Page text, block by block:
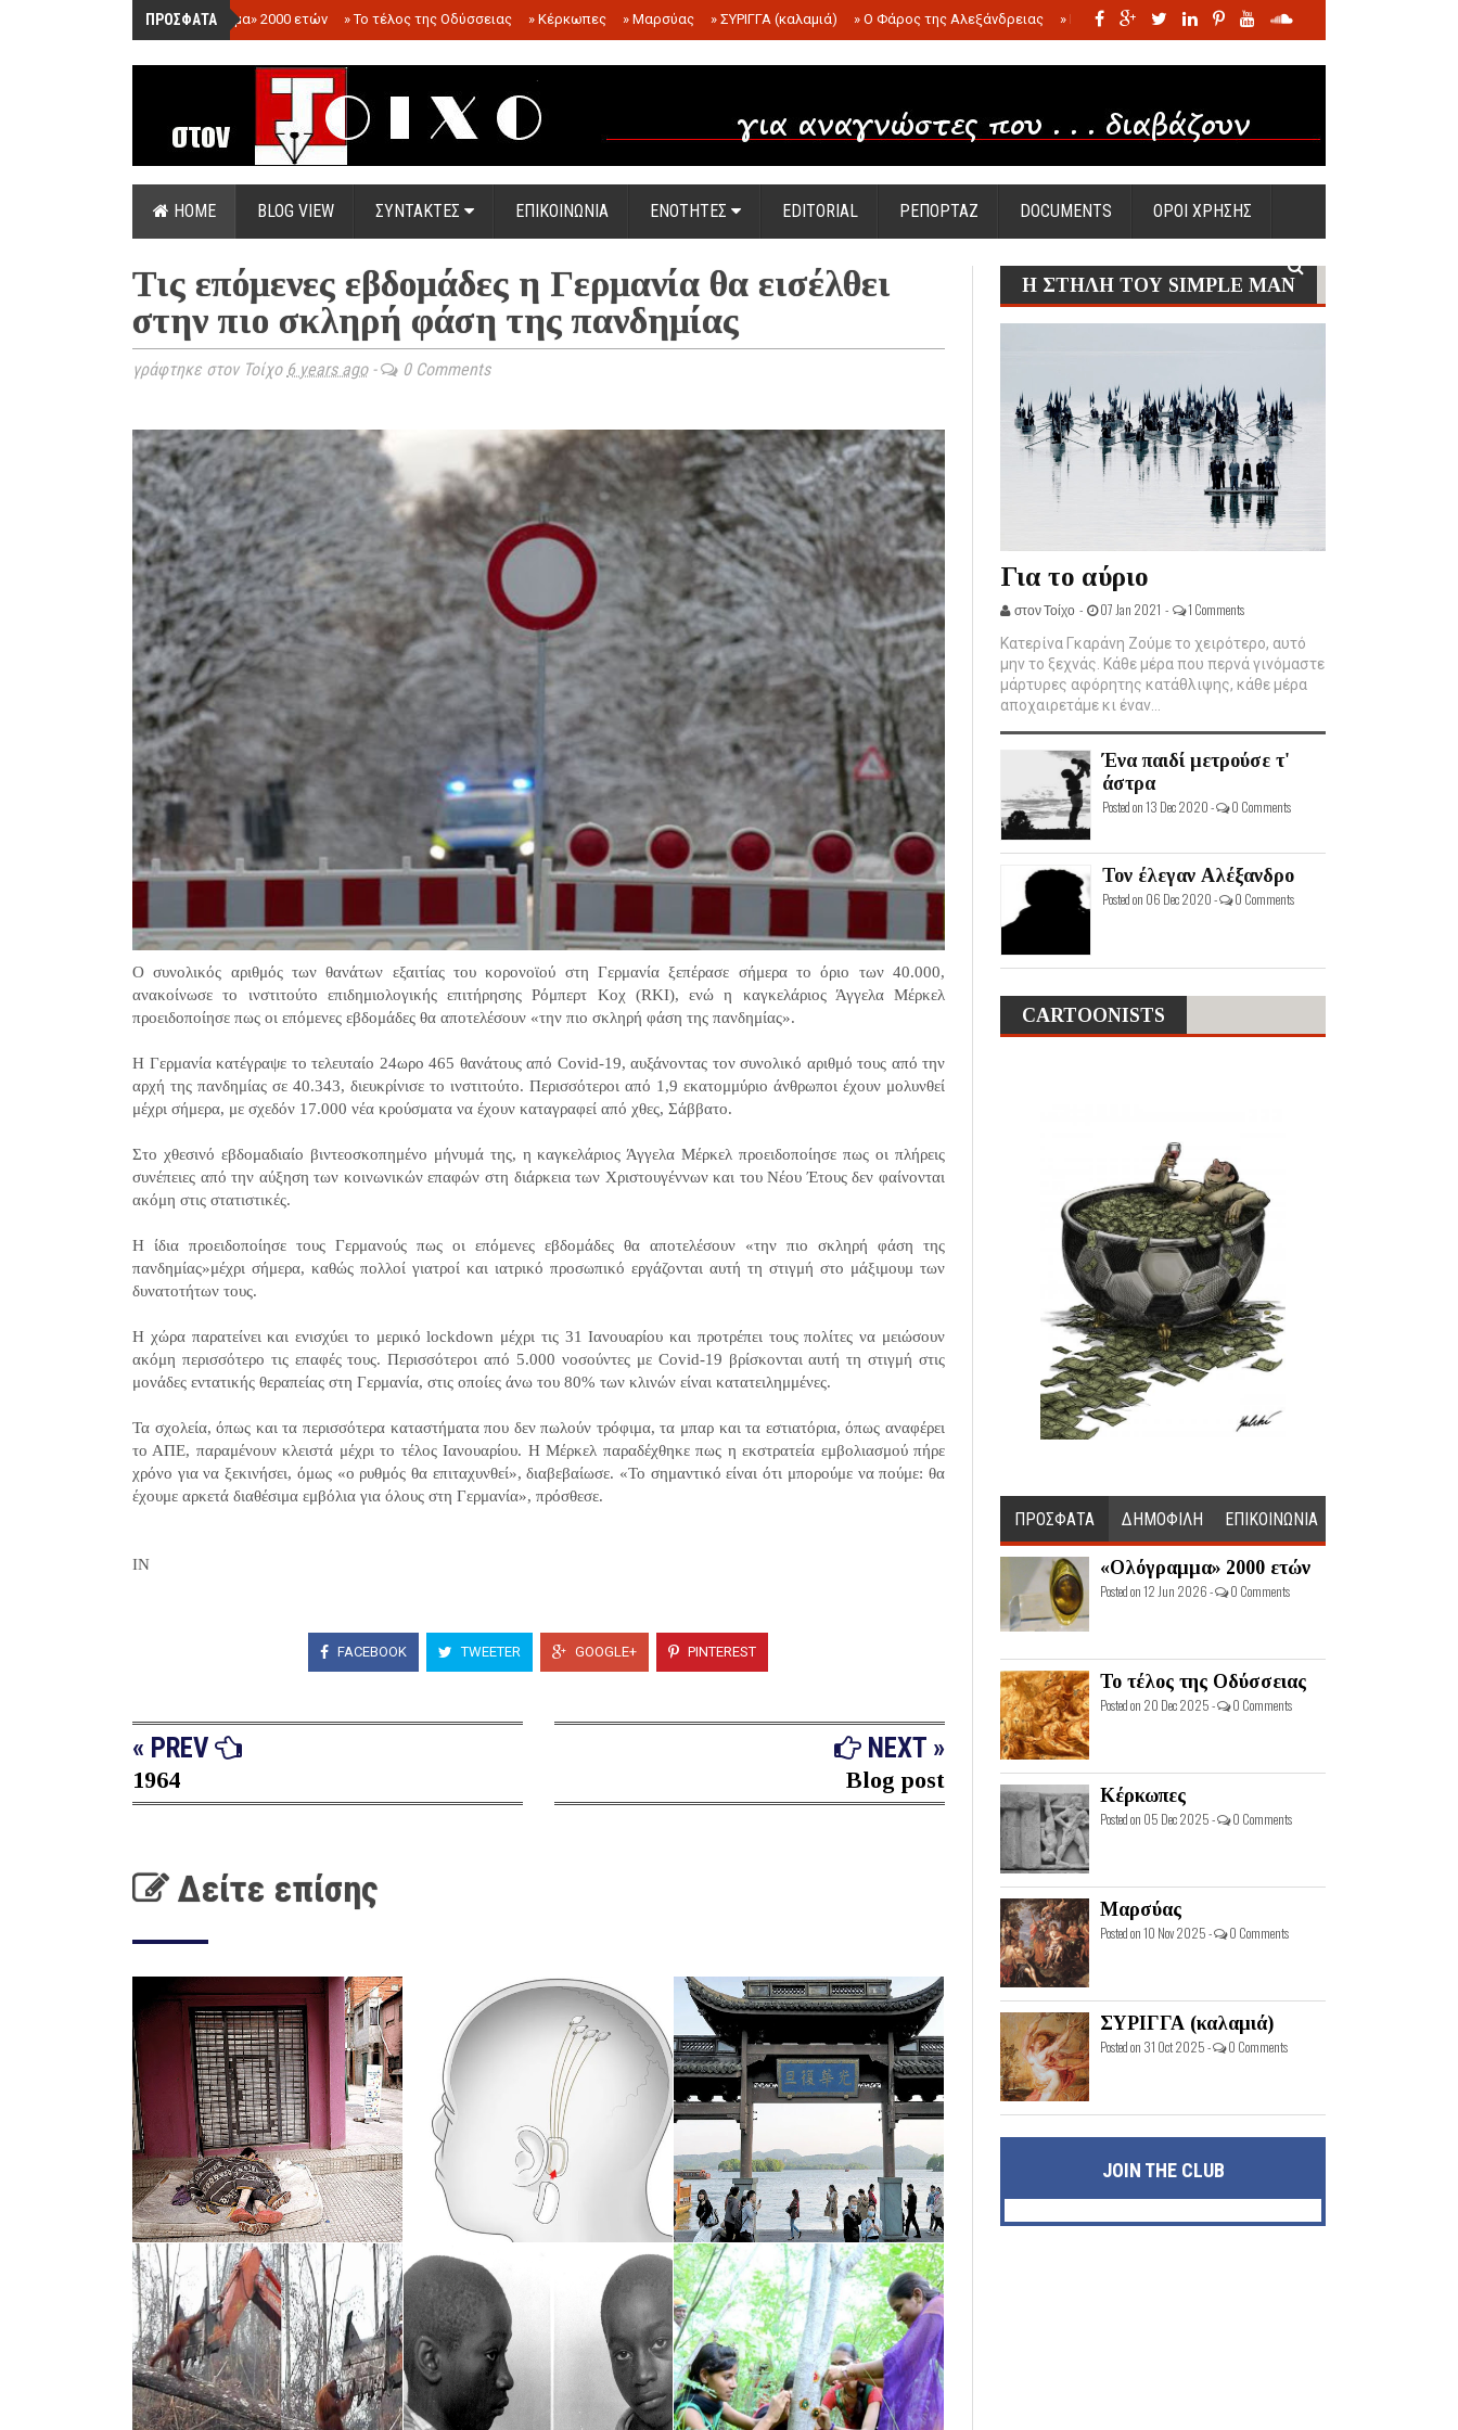
ΠΡΟΣΦΑΤΑ
»«Ολόγραμμα» 2000 ετών »Το τέλος της Οδύσσειας » Κέρκωπες » Μαρσύας » ΣΥΡΙΓΓΑ (καλαμιά) » Ο Φάρος της Αλεξάνδρειας » Η σφαγή των νηπίων της Σάντας
.
HOME BLOG VIEW ΣΥΝΤΑΚΤΕΣ ΕΠΙΚΟΙΝΩΝΙΑ ΕΝΟΤΗΤΕΣ EDITORIAL ΡΕΠΟΡΤΑΖ DOCUMENTS ΟΡΟΙ ΧΡΗΣΗΣ
Τις επόμενες εβδομάδες η Γερμανία θα εισέλθει
στην πιο σκληρή φάση της πανδημίας
γράφτηκε στον Τοίχο 6 years ago- 0 Comments
Ο συνολικός αριθμός των θανάτων εξαιτίας του κορονοϊού στη Γερμανία ξεπέρασε σήμερα το όριο των 40.000,
ανακοίνωσε το ινστιτούτο επιδημιολογικής επιτήρησης Ρόμπερτ Κοχ (RKI), ενώ η καγκελάριος Άγγελα Μέρκελ
προειδοποίησε πως οι επόμενες εβδομάδες θα αποτελέσουν «την πιο σκληρή φάση της πανδημίας».
Η Γερμανία κατέγραψε το τελευταίο 24ωρο 465 θανάτους από Covid-19, αυξάνοντας τον συνολικό αριθμό τους από την
αρχή της πανδημίας σε 40.343, διευκρίνισε το ινστιτούτο. Περισσότεροι από 1,9 εκατομμύριο άνθρωποι έχουν μολυνθεί
μέχρι σήμερα, με σχεδόν 17.000 νέα κρούσματα να έχουν καταγραφεί από χθες, Σάββατο.
Στο χθεσινό εβδομαδιαίο βιντεοσκοπημένο μήνυμά της, η καγκελάριος Άγγελα Μέρκελ προειδοποίησε πως οι πλήρεις
συνέπειες από την αύξηση των κοινωνικών επαφών στη διάρκεια των Χριστουγέννων και του Νέου Έτους δεν φαίνονται
ακόμη στις στατιστικές.
Η ίδια προειδοποίησε τους Γερμανούς πως οι επόμενες εβδομάδες θα αποτελέσουν «την πιο σκληρή φάση της
πανδημίας»μέχρι σήμερα, καθώς πολλοί γιατροί και ιατρικό προσωπικό εργάζονται αυτή τη στιγμή στο μάξιμουμ των
δυνατοτήτων τους.
Η χώρα παρατείνει και ενισχύει το μερικό lockdown μέχρι τις 31 Ιανουαρίου και προτρέπει τους πολίτες να μειώσουν
ακόμη περισσότερο τις επαφές τους. Περισσότεροι από 5.000 νοσούντες με Covid-19 βρίσκονται αυτή τη στιγμή στις
μονάδες εντατικής θεραπείας στη Γερμανία, στις οποίες άνω του 80% των κλινών είναι κατατειλημμένες.
Τα σχολεία, όπως και τα περισσότερα καταστήματα που δεν πωλούν τρόφιμα, τα μπαρ και τα εστιατόρια, όπως αναφέρει
το ΑΠΕ, παραμένουν κλειστά μέχρι το τέλος Ιανουαρίου. Η Μέρκελ παραδέχθηκε πως η εκστρατεία εμβολιασμού πήρε
χρόνο για να ξεκινήσει, όμως «ο ρυθμός θα επιταχυνθεί», διαβεβαίωσε. «Το σημαντικό είναι ότι μπορούμε να πούμε: θα
έχουμε αρκετά διαθέσιμα εμβόλια για όλους στη Γερμανία», πρόσθεσε.​
ΙΝ
FACEBOOK TWEETER GOOGLE+ PINTEREST
« PREV
1964
NEXT »
Blog post
Δείτε επίσης
Η ΣΤΗΛΗ ΤΟΥ SIMPLE MAN
Για το αύριο
στον Τοίχο - 07 Jan 2021 - 1 Comments
Κατερίνα Γκαράνη Ζούμε το χειρότερο, αυτό
μην το ξεχνάς. Κάθε μέρα που περνά γινόμαστε
μάρτυρες αφόρητης κατάθλιψης, κάθε μέρα
αποχαιρετάμε κι έναν...
Ένα παιδί μετρούσε τ'
άστρα
Posted on 13 Dec 2020 - 0 Comments
Τον έλεγαν Αλέξανδρο
Posted on 06 Dec 2020 - 0 Comments
CARTOONISTS
ΠΡΟΣΦΑΤΑ ΔΗΜΟΦΙΛΗ ΕΠΙΚΟΙΝΩΝΙΑ
«Ολόγραμμα» 2000 ετών
Posted on 12 Jun 2026 - 0 Comments
Το τέλος της Οδύσσειας
Posted on 20 Dec 2025 - 0 Comments
Κέρκωπες
Posted on 05 Dec 2025 - 0 Comments
Μαρσύας
Posted on 10 Nov 2025 - 0 Comments
ΣΥΡΙΓΓΑ (καλαμιά)
Posted on 31 Oct 2025 - 0 Comments
JOIN THE CLUB